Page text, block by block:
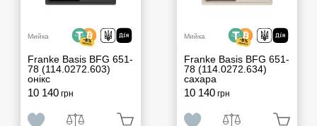
Мийка
Franke Basis BFG 651-
78 (114.0272.603)
онікс
10 140грн
Мийка
Franke Basis BFG 651-
78 (114.0272.634)
сахара
10 140грн